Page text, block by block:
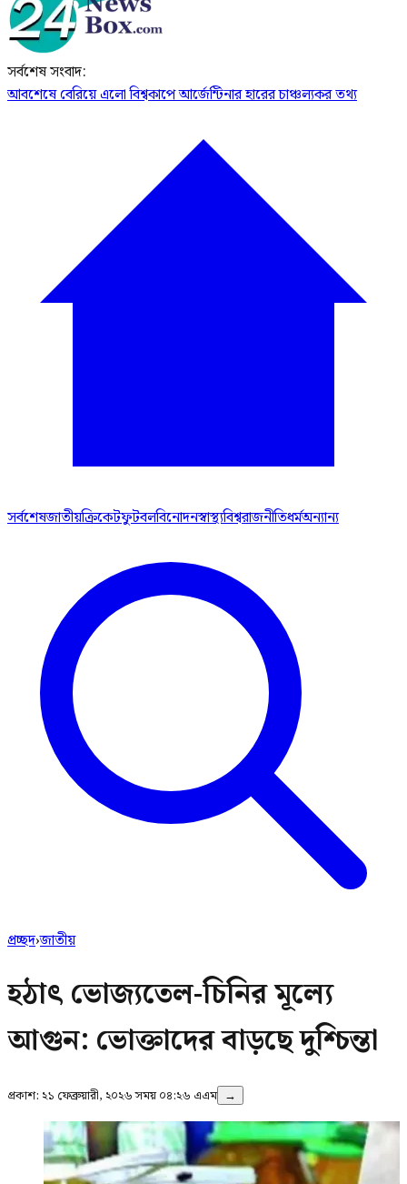
সর্বশেষ সংবাদ:
আবশেষে বেরিয়ে এলো বিশ্বকাপে আর্জেন্টিনার হারের চাঞ্চল্যকর তথ্য
সর্বশেষজাতীয়ক্রিকেটফুটবলবিনোদনস্বাস্থ্যবিশ্বরাজনীতিধর্মঅন্যান্য
প্রচ্ছদ›জাতীয়
হঠাৎ ভোজ্যতেল-চিনির মূল্যে
আগুন: ভোক্তাদের বাড়ছে দুশ্চিন্তা
প্রকাশ: ২১ ফেব্রুয়ারী, ২০২৬ সময় ০৪:২৬ এএম →